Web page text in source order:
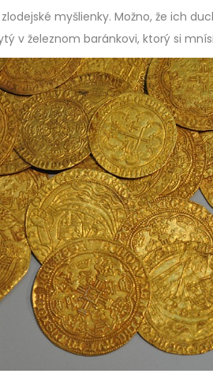
myšlienky. Možno, že ich
v železnom baránkovi, ktorý si